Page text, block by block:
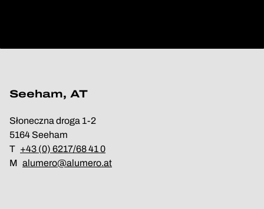
Seeham, AT
Słoneczna droga 1-2
5164 Seeham
T +43 (0) 6217/68 41 0
M alumero@alumero.at